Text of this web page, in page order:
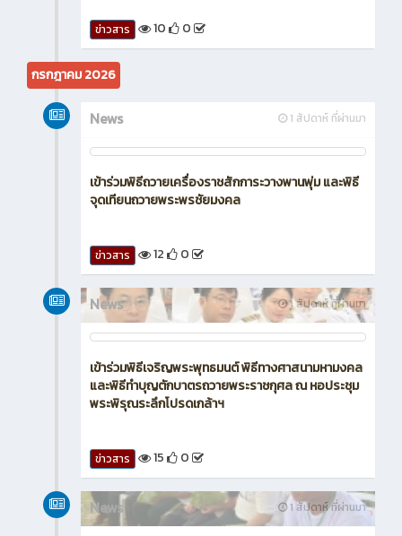
ข่าวสาร 10 0
กรกฎาคม 2026
1 สัปดาห์ ที่ผ่านมา
News
เข้าร่วมพิธีถวายเครื่องราชสักการะวางพานพุ่ม และพิธี
จุดเทียนถวายพระพรชัยมงคล
ข่าวสาร 12 0
1 สัปดาห์ ที่ผ่านมา
News
เข้าร่วมพิธีเจริญพระพุทธมนต์ พิธีทางศาสนามหามงคล